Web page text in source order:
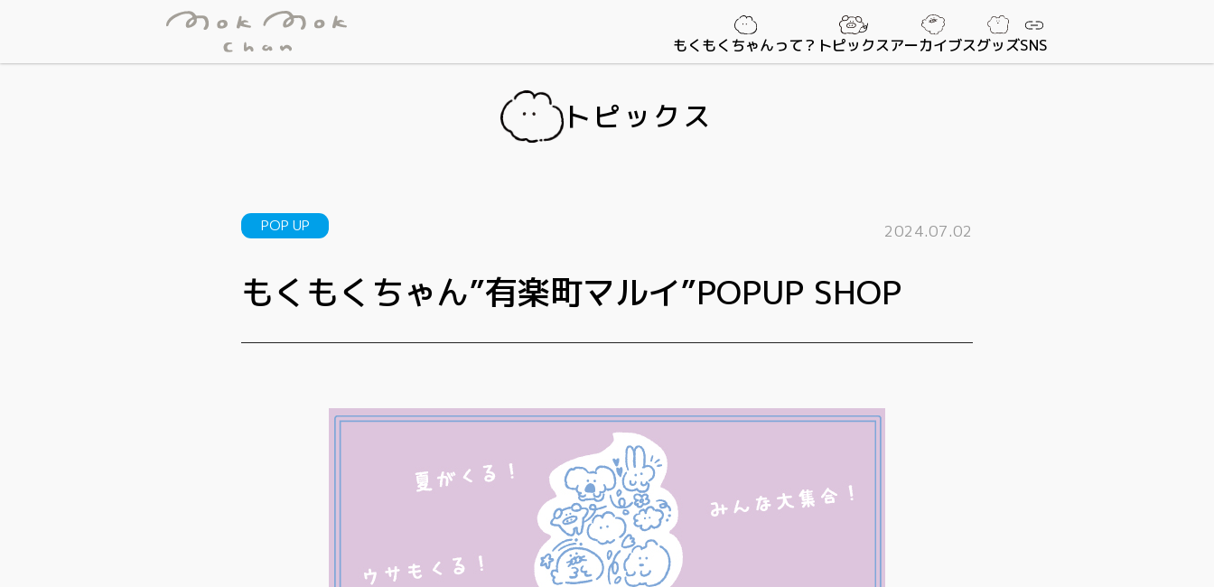
もくもくちゃんって？ トピックスアーカイブスグッズSNS
トピックス
POP UP 2024.07.02
もくもくちゃん”有楽町マルイ”POPUP SHOP